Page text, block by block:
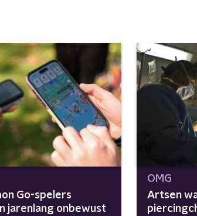
Go-spelers
jarenlang onbewust
OMG
Artsen